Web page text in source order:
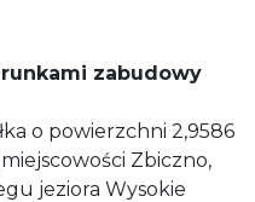
zabudowy
o powierzchni 2,9586
Zbiczno,
jeziora Wysokie